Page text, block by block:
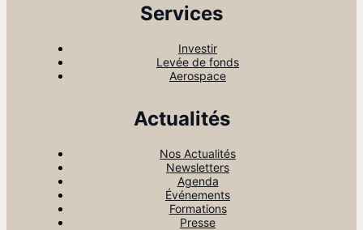
Services
Investir
Levée de fonds
Aerospace
Actualités
Nos Actualités
Newsletters
Agenda
Événements
Formations
Presse